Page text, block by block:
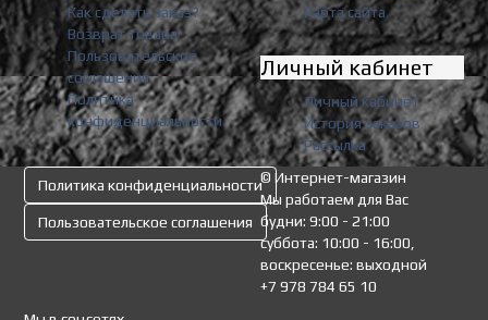
Как сделать заказ?
Возврат товара
Пользовательское
соглашения
Политика
конфиденциальности
Карта сайта
Личный кабинет
Личный кабинет
История заказов
Рассылка
Политика конфиденциальности
Пользовательское соглашения
© Интернет-магазин
Мы работаем для Вас
будни: 9:00 - 21:00
суббота: 10:00 - 16:00,
воскресенье: выходной
+7 978 784 65 10